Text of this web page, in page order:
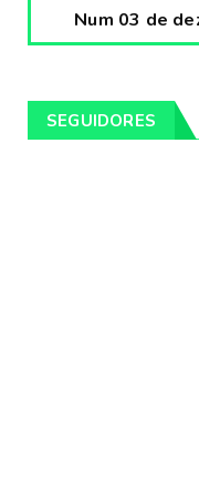
Num 03 de
Pintores da
SEGUIDORES